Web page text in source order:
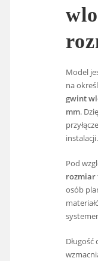
Model
na
gwint
mm.
instalacji.
Pod
rozmiar
osób